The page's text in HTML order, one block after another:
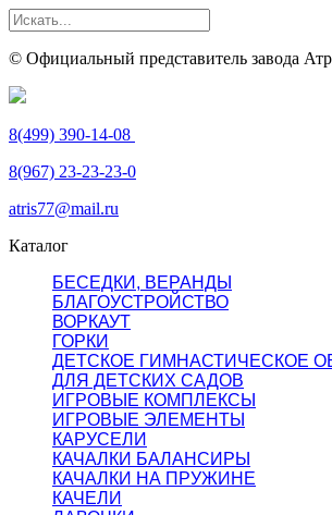
© Официальный представитель завода
8(499) 390-14-08
8(967) 23-23-23-0
atris77@mail.ru
Каталог
БЕСЕДКИ, ВЕРАНДЫ
БЛАГОУСТРОЙСТВО
ВОРКАУТ
ГОРКИ
ДЕТСКОЕ ГИМНАСТИЧЕСКОЕ
ДЛЯ ДЕТСКИХ САДОВ
ИГРОВЫЕ КОМПЛЕКСЫ
ИГРОВЫЕ ЭЛЕМЕНТЫ
КАРУСЕЛИ
КАЧАЛКИ БАЛАНСИРЫ
КАЧАЛКИ НА ПРУЖИНЕ
КАЧЕЛИ